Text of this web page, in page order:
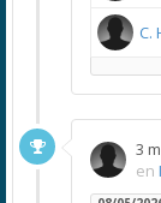
C.
3
en